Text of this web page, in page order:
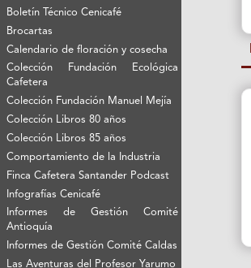
Boletín Técnico Cenicafé
Brocartas
Calendario de floración y cosecha
Colección Fundación Ecológica
Cafetera
Colección Fundación Manuel Mejía
Colección Libros 80 años
Colección Libros 85 años
Comportamiento de la Industria
Finca Cafetera Santander Podcast
Infografías Cenicafé
Informes de Gestión Comité
Antioquía
Informes de Gestión Comité Caldas
Las Aventuras del Profesor Yarumo